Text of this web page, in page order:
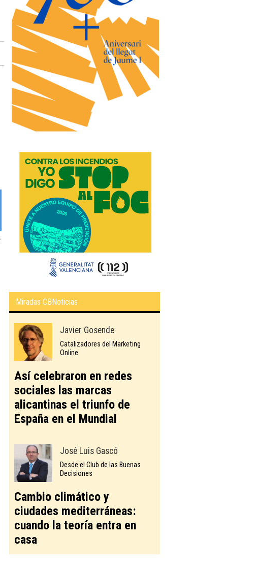
Miradas CBNoticias
Javier Gosende
Catalizadores del Marketing
Online
Así celebraron en redes
sociales las marcas
alicantinas el triunfo de
España en el Mundial
José Luis Gascó
Desde el Club de las Buenas
Decisiones
Cambio climático y
ciudades mediterráneas:
cuando la teoría entra en
casa